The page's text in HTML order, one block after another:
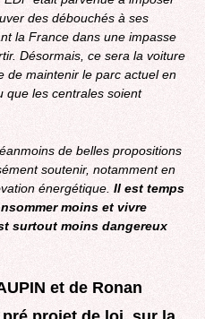
des débouchés à ses
la France dans une impasse
Désormais, ce sera la voiture
de maintenir le parc actuel en
que les centrales soient
de belles propositions
soutenir, notamment en
énergétique. Il est temps
moins et vivre
surtout moins dangereux
et de Ronan